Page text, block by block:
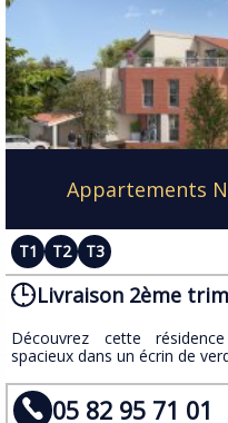
Appartements
T1 T2 T3
Livraison 2ème
​Découvrez cette
spacieux dans un écrin de
05 82 95 71 01